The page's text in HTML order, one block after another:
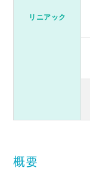
リニアック
概要